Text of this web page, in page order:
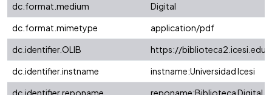
dc.format.medium
Digital
dc.format.mimetype
application/pdf
dc.identifier.OLIB
https://
dc.identifier.instname
instname:Universidad Icesi
dc.identifier.reponame
reponame:Biblioteca Digital